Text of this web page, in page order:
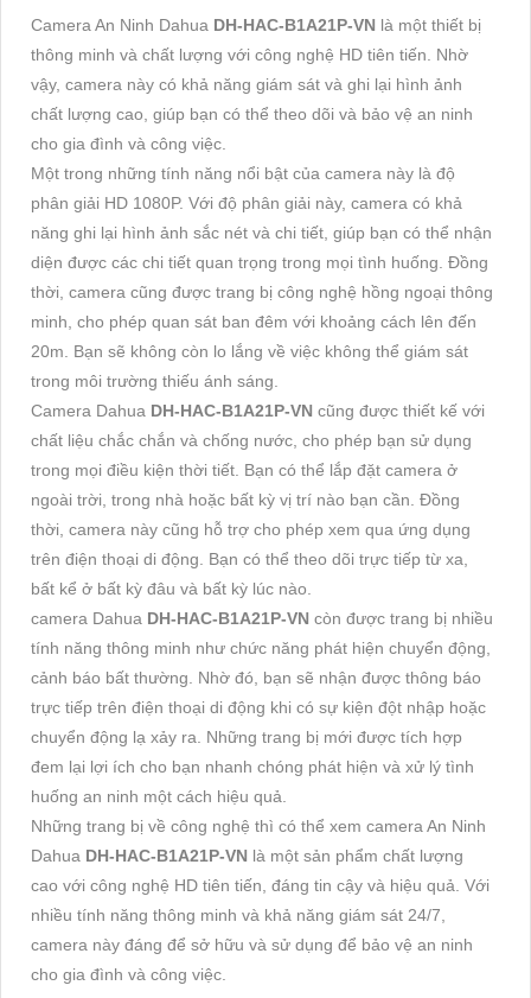
Camera An Ninh Dahua DH-HAC-B1A21P-VN là một thiết bị
thông minh và chất lượng với công nghệ HD tiên tiến. Nhờ
vậy, camera này có khả năng giám sát và ghi lại hình ảnh
chất lượng cao, giúp bạn có thể theo dõi và bảo vệ an ninh
cho gia đình và công việc.
Một trong những tính năng nổi bật của camera này là độ
phân giải HD 1080P. Với độ phân giải này, camera có khả
năng ghi lại hình ảnh sắc nét và chi tiết, giúp bạn có thể nhận
diện được các chi tiết quan trọng trong mọi tình huống. Đồng
thời, camera cũng được trang bị công nghệ hồng ngoại thông
minh, cho phép quan sát ban đêm với khoảng cách lên đến
20m. Bạn sẽ không còn lo lắng về việc không thể giám sát
trong môi trường thiếu ánh sáng.
Camera Dahua DH-HAC-B1A21P-VN cũng được thiết kế với
chất liệu chắc chắn và chống nước, cho phép bạn sử dụng
trong mọi điều kiện thời tiết. Bạn có thể lắp đặt camera ở
ngoài trời, trong nhà hoặc bất kỳ vị trí nào bạn cần. Đồng
thời, camera này cũng hỗ trợ cho phép xem qua ứng dụng
trên điện thoại di động. Bạn có thể theo dõi trực tiếp từ xa,
bất kể ở bất kỳ đâu và bất kỳ lúc nào.
camera Dahua DH-HAC-B1A21P-VN còn được trang bị nhiều
tính năng thông minh như chức năng phát hiện chuyển động,
cảnh báo bất thường. Nhờ đó, bạn sẽ nhận được thông báo
trực tiếp trên điện thoại di động khi có sự kiện đột nhập hoặc
chuyển động lạ xảy ra. Những trang bị mới được tích hợp
đem lại lợi ích cho bạn nhanh chóng phát hiện và xử lý tình
huống an ninh một cách hiệu quả.
Những trang bị về công nghệ thì có thể xem camera An Ninh
Dahua DH-HAC-B1A21P-VN là một sản phẩm chất lượng
cao với công nghệ HD tiên tiến, đáng tin cậy và hiệu quả. Với
nhiều tính năng thông minh và khả năng giám sát 24/7,
camera này đáng để sở hữu và sử dụng để bảo vệ an ninh
cho gia đình và công việc.